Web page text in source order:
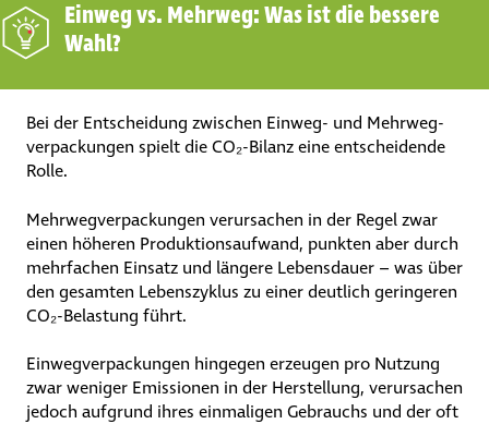
Einweg vs. Mehrweg: Was ist die bessere
Wahl?
Bei der Entscheidung zwischen Einweg- und Mehr­weg­
ver­pa­ckungen spielt die CO₂-Bilanz eine entscheidende
Rolle.
Mehr­weg­ver­pa­ckungen verursachen in der Regel zwar
einen höheren Produk­ti­ons­auf­wand, punkten aber durch
mehrfachen Einsatz und längere Lebensdauer – was über
den gesamten Lebenszyklus zu einer deutlich geringeren
CO₂-Belastung führt.
Einweg­ver­pa­ckungen hingegen erzeugen pro Nutzung
zwar weniger Emissionen in der Herstellung, verursachen
jedoch aufgrund ihres einmaligen Gebrauchs und der oft